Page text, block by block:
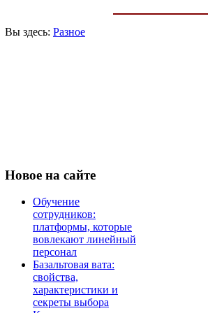
Вы здесь: Разное
Новое на сайте
Обучение
сотрудников:
платформы, которые
вовлекают линейный
персонал
Базальтовая вата:
свойства,
характеристики и
секреты выбора